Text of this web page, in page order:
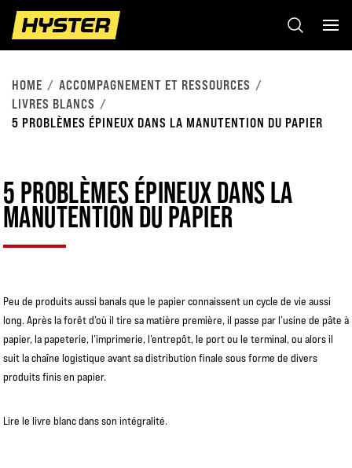
HOME
ACCOMPAGNEMENT ET RESSOURCES
LIVRES BLANCS
5 PROBLÈMES ÉPINEUX DANS LA MANUTENTION DU PAPIER
5 PROBLÈMES ÉPINEUX DANS LA
MANUTENTION DU PAPIER
Peu de produits aussi banals que le papier connaissent un cycle de vie aussi
long. Après la forêt d’où il tire sa matière première, il passe par l’usine de pâte à
papier, la papeterie, l’imprimerie, l’entrepôt, le port ou le terminal, ou alors il
suit la chaîne logistique avant sa distribution finale sous forme de divers
produits finis en papier.
Lire le livre blanc dans son intégralité.